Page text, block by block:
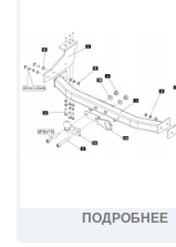
ПОДРОБНЕЕ